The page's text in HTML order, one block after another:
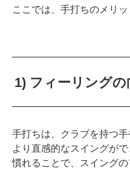
ここでは、手打ちのメリ
1) フィーリングの
手打ちは、クラブを持つ
より直感的なスイングが
慣れることで、スイング